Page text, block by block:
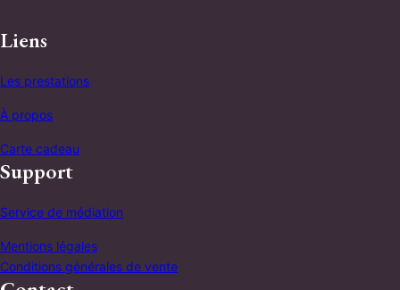
Carte cadeau
Support
Service de médiation
Mentions légales
Conditions générales de vente
Contact
Adresse : Chemin du moulin Ermenonville